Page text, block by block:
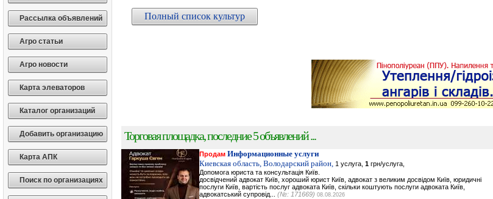
Рассылка объявлений
Агро статьи
Агро новости
Карта элеваторов
Каталог организаций
Добавить организацию
Карта АПК
Поиск по организациях
Полный список культур
Торговая площадка, последние 5 объявлений ...
Продам Информационные услуги
Киевская область, Володарский район, 1 услуга, 1 грн/услуга,
Допомога юриста та консультація Київ.
досвідчений адвокат Київ, хороший юрист Київ, адвокат з великим досвідом Київ, юридичні
послуги Київ, вартість послуг адвоката Київ, скільки коштують послуги адвоката Київ,
адвокатський супровід... (№: 171669) 08.08.2026